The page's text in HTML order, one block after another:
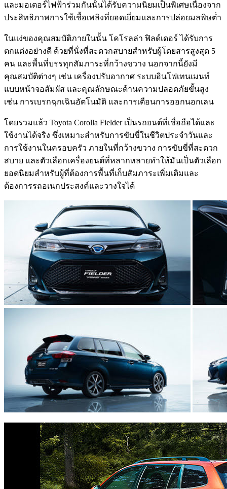
และมอเตอร์ไฟฟ้าร่วมกันนั้นได้รับความนิยมเป็นพิเศษเนื่องจาก
ประสิทธิภาพการใช้เชื้อเพลิงที่ยอดเยี่ยมและการปล่อยมลพิษต่ำ
ในแง่ของคุณสมบัติภายในนั้น โคโรลล่า ฟิลด์เดอร์ ได้รับการ
ตกแต่งอย่างดี ด้วยที่นั่งที่สะดวกสบายสำหรับผู้โดยสารสูงสุด 5
คน และพื้นที่บรรทุกสัมภาระที่กว้างขวาง นอกจากนี้ยังมี
คุณสมบัติต่างๆ เช่น เครื่องปรับอากาศ ระบบอินโฟเทนเมนท์
แบบหน้าจอสัมผัส และคุณลักษณะด้านความปลอดภัยขั้นสูง
เช่น การเบรกฉุกเฉินอัตโนมัติ และการเตือนการออกนอกเลน
โดยรวมแล้ว Toyota Corolla Fielder เป็นรถยนต์ที่เชื่อถือได้และ
ใช้งานได้จริง ซึ่งเหมาะสำหรับการขับขี่ในชีวิตประจำวันและ
การใช้งานในครอบครัว ภายในที่กว้างขวาง การขับขี่ที่สะดวก
สบาย และตัวเลือกเครื่องยนต์ที่หลากหลายทำให้มันเป็นตัวเลือก
ยอดนิยมสำหรับผู้ที่ต้องการพื้นที่เก็บสัมภาระเพิ่มเติมและ
ต้องการรถอเนกประสงค์และวางใจได้